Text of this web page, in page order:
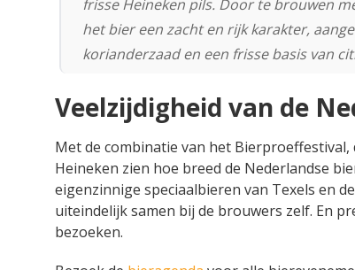
frisse Heineken pils. Door te brouwen
het bier een zacht en rijk karakter,
korianderzaad en een frisse basis van
Veelzijdigheid van de
Met de combinatie van het
Heineken zien hoe breed de Nederlandse
eigenzinnige speciaalbieren van Texels en
uiteindelijk samen bij de brouwers zelf. En
bezoeken.